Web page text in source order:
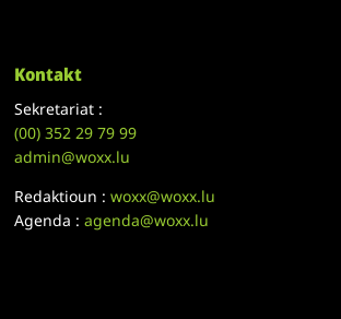
Kontakt
Sekretariat :
(00)352 29 79 99
admin@woxx.lu
Redaktioun :woxx@woxx.lu
Agenda :agenda@woxx.lu